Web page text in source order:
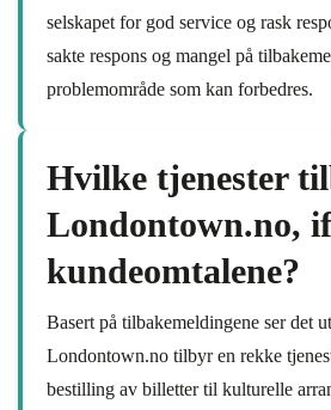
selskapet for god service og rask
sakte respons og mangel på
problemområde som kan forbedres.
Hvilke tjenester
Londontown.no,
kundeomtalene?
Basert på tilbakemeldingene ser det
Londontown.no tilbyr en rekke
bestilling av billetter til kulturelle